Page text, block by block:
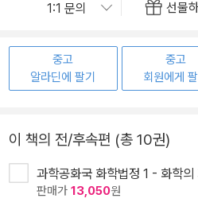
선물
중고
알라딘에 팔기
중고
회원에게 팔
이 책의 전/후속편 (총 10권)
과학공화국 화학법정 1 - 화학의
판매가 13,050원